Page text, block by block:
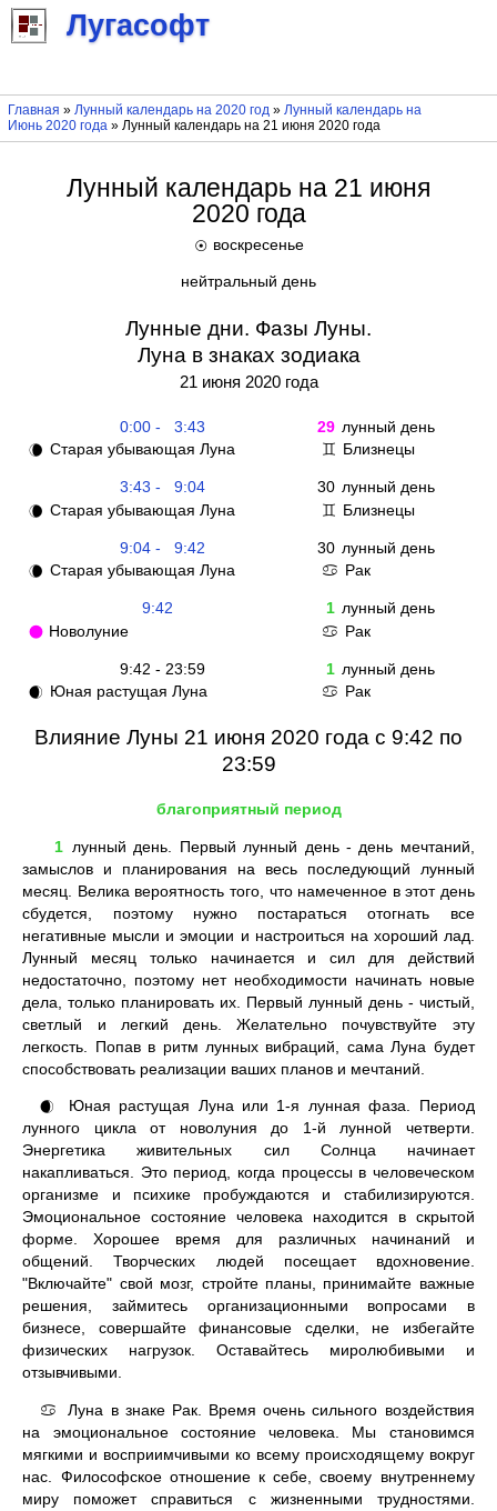
Лугасофт
Главная » Лунный календарь на 2020 год» Лунный календарь на
Июнь 2020 года» Лунный календарь на 21 июня 2020 года
Лунный календарь на 21 июня
2020 года
☉ воскресенье
нейтральный день
Лунные дни. Фазы Луны.
Луна в знаках зодиака
21 июня 2020 года
0:00 - 3:43 29 лунный день
🌘 Старая убывающая Луна ♊ Близнецы
3:43 - 9:04 30 лунный день
🌘 Старая убывающая Луна ♊ Близнецы
9:04 - 9:42 30 лунный день
🌘 Старая убывающая Луна ♋ Рак
9:42 1 лунный день
🌑 Новолуние ♋ Рак
9:42 - 23:59 1 лунный день
🌒 Юная растущая Луна ♋ Рак
Влияние Луны 21 июня 2020 года с 9:42 по
23:59
благоприятный период
1
лунный день. Первый лунный день - день мечтаний,
замыслов и планирования на весь последующий лунный
месяц. Велика вероятность того, что намеченное в этот день
сбудется, поэтому нужно постараться отогнать все
негативные мысли и эмоции и настроиться на хороший лад.
Лунный месяц только начинается и сил для действий
недостаточно, поэтому нет необходимости начинать новые
дела, только планировать их. Первый лунный день - чистый,
светлый и легкий день. Желательно почувствуйте эту
легкость. Попав в ритм лунных вибраций, сама Луна будет
способствовать реализации ваших планов и мечтаний.
🌒
Юная растущая Луна или 1-я лунная фаза. Период
лунного цикла от новолуния до 1-й лунной четверти.
Энергетика живительных сил Солнца начинает
накапливаться. Это период, когда процессы в человеческом
организме и психике пробуждаются и стабилизируются.
Эмоциональное состояние человека находится в скрытой
форме. Хорошее время для различных начинаний и
общений. Творческих людей посещает вдохновение.
"Включайте" свой мозг, стройте планы, принимайте важные
решения, займитесь организационными вопросами в
бизнесе, совершайте финансовые сделки, не избегайте
физических нагрузок. Оставайтесь миролюбивыми и
отзывчивыми.
♋
Луна в знаке Рак. Время очень сильного воздействия
на эмоциональное состояние человека. Мы становимся
мягкими и восприимчивыми ко всему происходящему вокруг
нас. Философское отношение к себе, своему внутреннему
миру поможет справиться с жизненными трудностями.